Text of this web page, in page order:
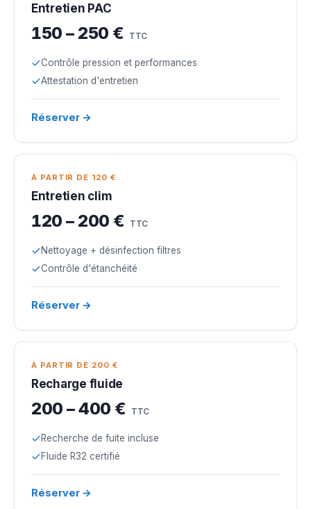
Entretien PAC
150 – 250 € TTC
Contrôle pression et performances
Attestation d'entretien
Réserver →
À PARTIR DE 120 €
Entretien clim
120 – 200 € TTC
Nettoyage + désinfection filtres
Contrôle d'étanchéité
Réserver →
À PARTIR DE 200 €
Recharge fluide
200 – 400 € TTC
Recherche de fuite incluse
Fluide R32 certifié
Réserver →